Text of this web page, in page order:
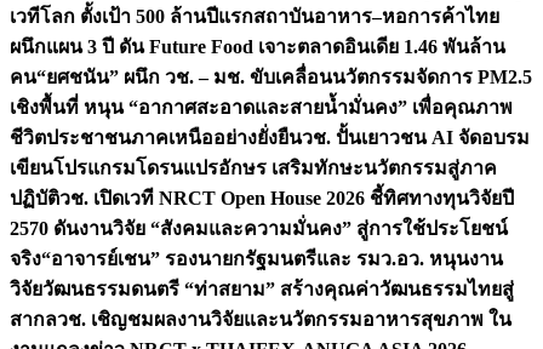
เวทีโลก ตั้งเป้า 500 ล้านปีแรกสถาบันอาหาร–หอการค้าไทย
ผนึกแผน 3 ปี ดัน Future Food เจาะตลาดอินเดีย 1.46 พันล้าน
คน“ยศชนัน” ผนึก วช. – มช. ขับเคลื่อนนวัตกรรมจัดการ PM2.5
เชิงพื้นที่ หนุน “อากาศสะอาดและสายน้ำมั่นคง” เพื่อคุณภาพ
ชีวิตประชาชนภาคเหนืออย่างยั่งยืนวช. ปั้นเยาวชน AI จัดอบรม
เขียนโปรแกรมโดรนแปรอักษร เสริมทักษะนวัตกรรมสู่ภาค
ปฏิบัติวช. เปิดเวที NRCT Open House 2026 ชี้ทิศทางทุนวิจัยปี
2570 ดันงานวิจัย “สังคมและความมั่นคง” สู่การใช้ประโยชน์
จริง“อาจารย์เชน” รองนายกรัฐมนตรีและ รมว.อว. หนุนงาน
วิจัยวัฒนธรรมดนตรี “ท่าสยาม” สร้างคุณค่าวัฒนธรรมไทยสู่
สากลวช. เชิญชมผลงานวิจัยและนวัตกรรมอาหารสุขภาพ ใน